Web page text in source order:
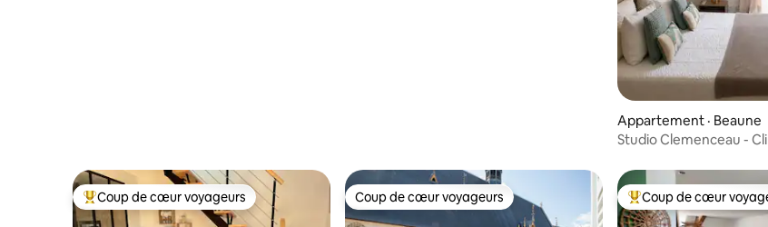
Appartement · Beaune
Studio Clemenceau -
Coup de cœur voyageurs parmi les plus aimés
Coup de cœur voyageurs Coup de cœur voyageurs
Coup de cœur voyageurs Coup de cœur
Coup de cœur